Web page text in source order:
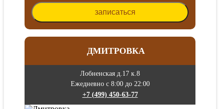
записаться
ДМИТРОВКА
Лобненская д.17 к.8
Ежедневно с 8:00 до 22:00
+7 (499) 450-63-77